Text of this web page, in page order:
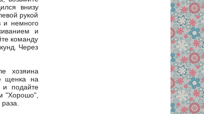
внизу
рукой
и немного
и
команду
Через
хозяина
щенка на
и подайте
"Хорошо",